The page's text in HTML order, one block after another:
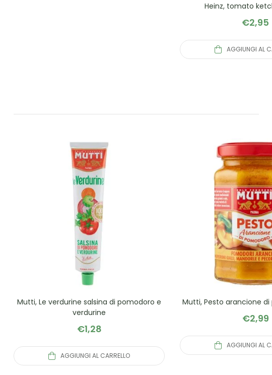
Heinz, tomato
€2,95
AGGIUNGI AL
Mutti, Le verdurine salsina di pomodoro e
verdurine
€1,28
AGGIUNGI AL CARRELLO
Mutti, Pesto arancione di
€2,99
AGGIUNGI AL